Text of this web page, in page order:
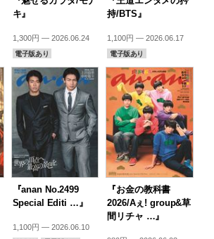
キ』
1,300円 — 2026.06.24
電子版あり
持/BTS』
1,100円 — 2026.06.17
電子版あり
『anan No.2499
Special Editi …』
1,100円 — 2026.06.10
『お金の教科書
2026/Aぇ! group&草
間リチャ …』